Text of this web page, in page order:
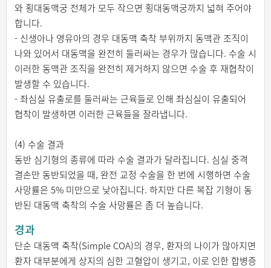
와 횡대동맥궁 전체가 모두 작으면 횡대동맥궁까지 넓혀 주어야
합니다.
- 신생아나 영유아의 경우 대동맥 축착 부위까지 동맥관 조직이
나와 있어서 대동맥을 완전히 둘러싸는 경우가 많습니다. 수술 시
이러한 동맥관 조직을 완전히 제거하지 않으면 수술 후 재협착이
발생할 수 있습니다.
- 좌심실 유출로를 둘러싸는 근육들로 인해 좌심실이 유출되어
협착이 발생하면 이러한 근육들을 잘라냅니다.
(4) 수술 결과
동반 심기형의 종류에 따라 수술 결과가 달라집니다. 심실 중격
결손만 동반되었을 때, 완전 교정 수술을 한 번에 시행하면 수술
사망률은 5% 미만으로 낮아집니다. 하지만 다른 복잡 기형이 동
반된 대동맥 축착의 수술 사망률은 좀 더 높습니다.
경과
단순 대동맥 축착(Simple COA)의 경우, 환자의 나이가 많아지면
환자 대부분에게 상지의 심한 고혈압이 생기고, 이로 인한 합병증